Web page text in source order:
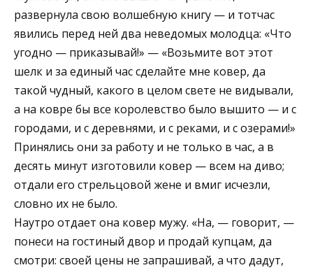
развернула свою волшебную книгу — и тотчас
явились перед ней два неведомых молодца: «Что
угодно — приказывай!» — «Возьмите вот этот
шелк и за единый час сделайте мне ковер, да
такой чудный, какого в целом свете не видывали,
а на ковре бы все королевство было вышито — и с
городами, и с деревнями, и с реками, и с озерами!»
Принялись они за работу и не только в час, а в
десять минут изготовили ковер — всем на диво;
отдали его стрельцовой жене и вмиг исчезли,
словно их не было.
Наутро отдает она ковер мужу. «На, — говорит, —
понеси на гостиный двор и продай купцам, да
смотри: своей цены не запрашивай, а что дадут,